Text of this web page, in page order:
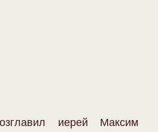
иерей Максим